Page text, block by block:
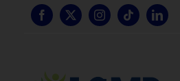
İçeriğe